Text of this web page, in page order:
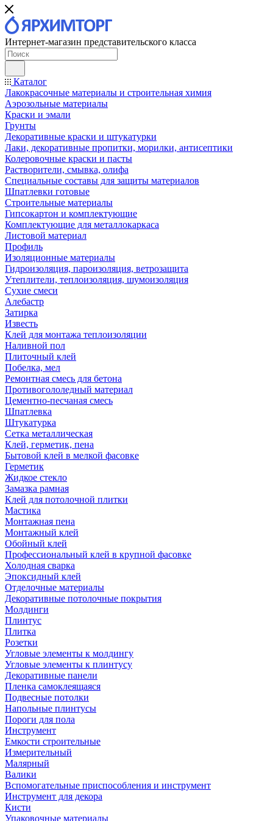
Интернет-магазин представительского класса
Каталог
Лакокрасочные материалы и строительная химия
Аэрозольные материалы
Краски и эмали
Грунты
Декоративные краски и штукатурки
Лаки, декоративные пропитки, морилки, антисептики
Колеровочные краски и пасты
Растворители, смывка, олифа
Специальные составы для защиты материалов
Шпатлевки готовые
Строительные материалы
Гипсокартон и комплектующие
Комплектующие для металлокаркаса
Листовой материал
Профиль
Изоляционные материалы
Гидроизоляция, пароизоляция, ветрозащита
Утеплители, теплоизоляция, шумоизоляция
Сухие смеси
Алебастр
Затирка
Известь
Клей для монтажа теплоизоляции
Наливной пол
Плиточный клей
Побелка, мел
Ремонтная смесь для бетона
Противогололедный материал
Цементно-песчаная смесь
Шпатлевка
Штукатурка
Сетка металлическая
Клей, герметик, пена
Бытовой клей в мелкой фасовке
Герметик
Жидкое стекло
Замазка рамная
Клей для потолочной плитки
Мастика
Монтажная пена
Монтажный клей
Обойный клей
Профессиональный клей в крупной фасовке
Холодная сварка
Эпоксидный клей
Отделочные материалы
Декоративные потолочные покрытия
Молдинги
Плинтус
Плитка
Розетки
Угловые элементы к молдингу
Угловые элементы к плинтусу
Декоративные панели
Пленка самоклеящаяся
Подвесные потолки
Напольные плинтусы
Пороги для пола
Инструмент
Емкости строительные
Измерительный
Малярный
Валики
Вспомогательные приспособления и инструмент
Инструмент для декора
Кисти
Упаковочные материалы